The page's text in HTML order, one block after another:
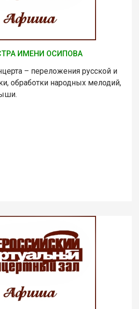
ИМЕНИ ОСИПОВА
– переложения русской и
обработки народных мелодий,